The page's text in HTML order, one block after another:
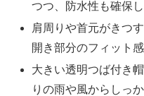
つつ、防水性も確保し
肩周りや首元がきつ
開き部分のフィット
大きい透明つば付き
りの雨や風からしっ